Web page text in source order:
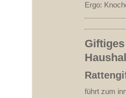
Ergo:
führt zum